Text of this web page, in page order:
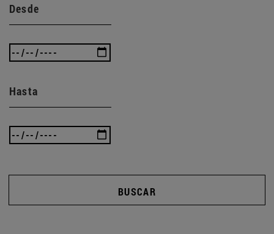
Desde
Hasta
BUSCAR